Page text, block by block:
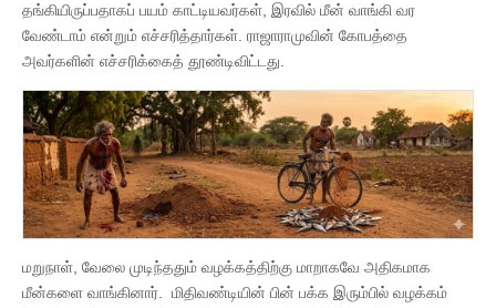
தங்கியிருப்பதாகப் பயம் காட்டியவர்கள், இரவில் மீன் வாங்கி வர
வேண்டாம் என்றும் எச்சரித்தார்கள். ராஜாராமுவின் கோபத்தை
அவர்களின் எச்சரிக்கைத் தூண்டிவிட்டது.
மறுநாள், வேலை முடிந்ததும் வழக்கத்திற்கு மாறாகவே அதிகமாக
மீன்களை வாங்கினார். மிதிவண்டியின் பின் பக்க இரும்பில் வழக்கம்